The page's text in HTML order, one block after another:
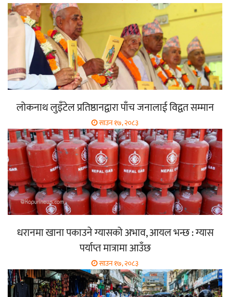
लोकनाथ लुइँटेल प्रतिष्ठानद्वारा पाँच जनालाई विद्वत सम्मान
साउन १७, २०८३
धरानमा खाना पकाउने ग्यासको अभाव, आयल भन्छ : ग्यास
पर्याप्त मात्रामा आउँछ
साउन १७, २०८३